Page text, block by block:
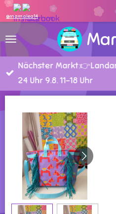
@mamalea14
Zum
Hauptinhalt
springen
Nächster
24 Uhr 9.8. 11-18 Uhr